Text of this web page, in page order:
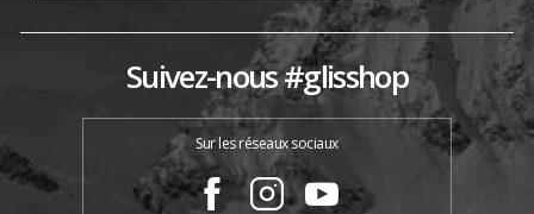
Suivez-nous #glisshop
Sur les réseaux sociaux